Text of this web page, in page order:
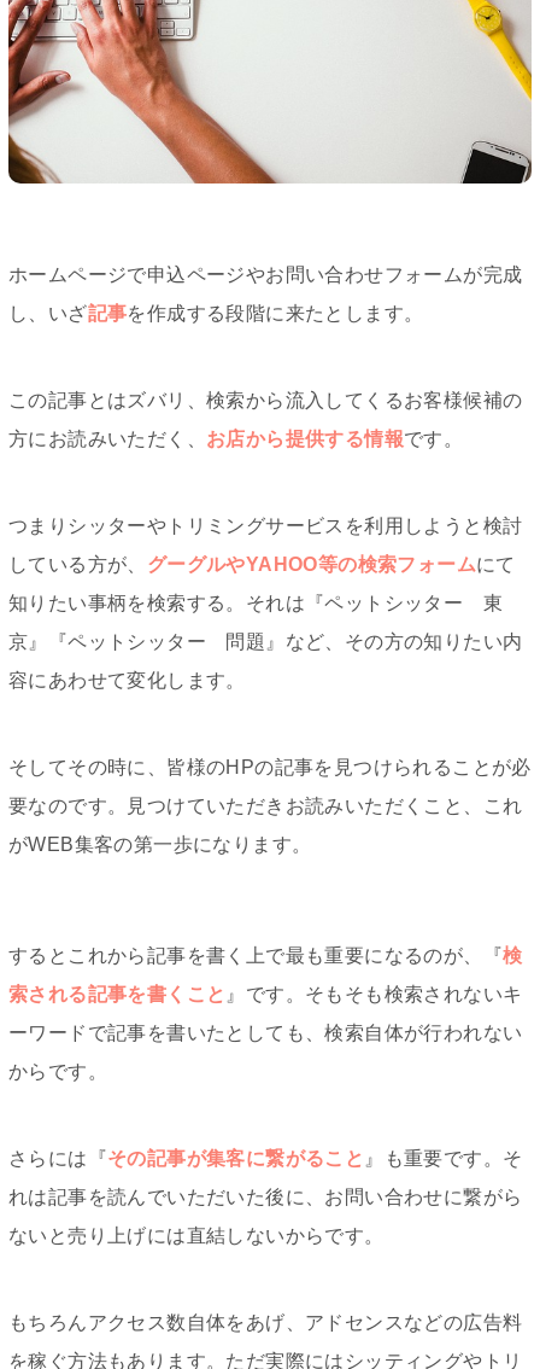
ホームページで申込ページやお問い合わせフォームが完成
し、いざ記事を作成する段階に来たとします。
この記事とはズバリ、検索から流入してくるお客様候補の
方にお読みいただく、 お店から提供する情報です。
つまりシッターやトリミングサービスを利用しようと検討
している方が、 グーグルやYAHOO等の検索フォームにて
知りたい事柄を検索する。それは『ペットシッター 東
京』『ペットシッター 問題』など、その方の知りたい内
容にあわせて変化します。
そしてその時に、皆様のHPの記事を見つけられることが必
要なのです。見つけていただきお読みいただくこと、これ
がWEB集客の第一歩になります。
するとこれから記事を書く上で最も重要になるのが、『検
索される記事を書くこと 』です。そもそも検索されないキ
ーワードで記事を書いたとしても、検索自体が行われない
からです。
さらには『その記事が集客に繋がること 』も重要です。そ
れは記事を読んでいただいた後に、お問い合わせに繋がら
ないと売り上げには直結しないからです。
もちろんアクセス数自体をあげ、アドセンスなどの広告料
を稼ぐ方法もあります。ただ実際にはシッティングやトリ